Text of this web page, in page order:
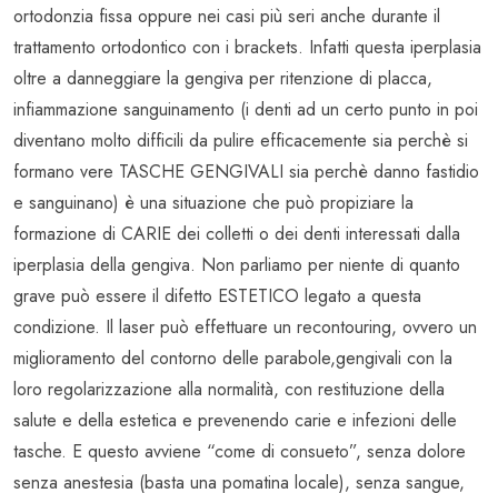
ortodonzia fissa oppure nei casi più seri anche durante il
trattamento ortodontico con i brackets. Infatti questa iperplasia
oltre a danneggiare la gengiva per ritenzione di placca,
infiammazione sanguinamento (i denti ad un certo punto in poi
diventano molto difficili da pulire efficacemente sia perchè si
formano vere TASCHE GENGIVALI sia perchè danno fastidio
e sanguinano) è una situazione che può propiziare la
formazione di CARIE dei colletti o dei denti interessati dalla
iperplasia della gengiva. Non parliamo per niente di quanto
grave può essere il difetto ESTETICO legato a questa
condizione. Il laser può effettuare un recontouring, ovvero un
miglioramento del contorno delle parabole,gengivali con la
loro regolarizzazione alla normalità, con restituzione della
salute e della estetica e prevenendo carie e infezioni delle
tasche. E questo avviene “come di consueto”, senza dolore
senza anestesia (basta una pomatina locale), senza sangue,